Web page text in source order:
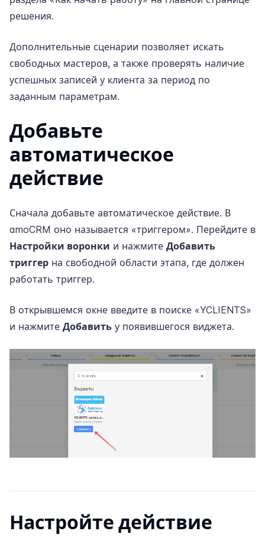
решения.
Дополнительные сценарии позволяет искать
свободных мастеров, а также проверять наличие
успешных записей у клиента за период по
заданным параметрам.
Добавьте
автоматическое
действие
Сначала добавьте автоматическое действие. В
amoCRM оно называется «триггером». Перейдите в
Настройки воронки и нажмите Добавить
триггер на свободной области этапа, где должен
работать триггер.
В открывшемся окне введите в поиске «YCLIENTS»
и нажмите Добавить у появившегося виджета.
Настройте действие